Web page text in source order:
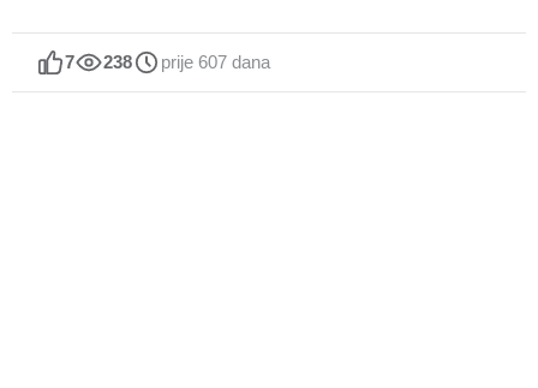
7 238 prije 607 dana